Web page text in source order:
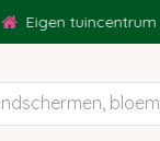
Eigen tuincentrum